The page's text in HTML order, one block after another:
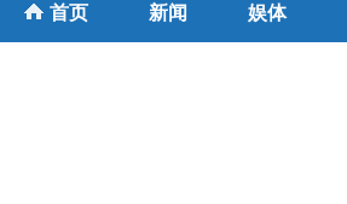
首页 新闻 娱体